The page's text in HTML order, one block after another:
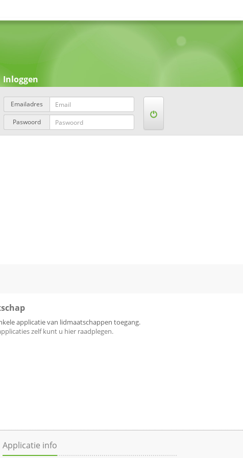
Inloggen
Emailadres
Paswoord
applicatie van lidmaatschappen toegang.
zelf kunt u hier raadplegen.
Applicatie info